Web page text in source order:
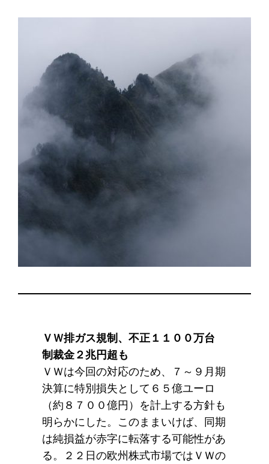
ＶＷ排ガス規制、不正１１００万台
制裁金２兆円超も
ＶＷは今回の対応のため、７～９月期
決算に特別損失として６５億ユーロ
（約８７００億円）を計上する方針も
明らかにした。このままいけば、同期
は純損益が赤字に転落する可能性があ
る。２２日の欧州株式市場ではＶＷの